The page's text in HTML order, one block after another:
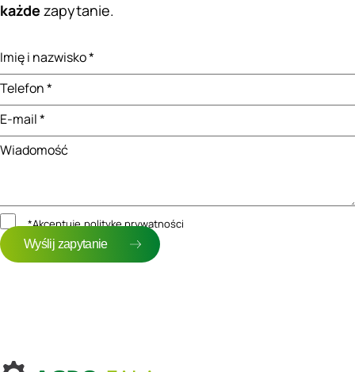
każde zapytanie.
Imię i nazwisko *
Telefon *
E-mail *
Wiadomość
*Akceptuję politykę prywatności